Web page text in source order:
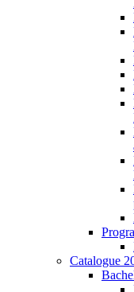
Catalogue